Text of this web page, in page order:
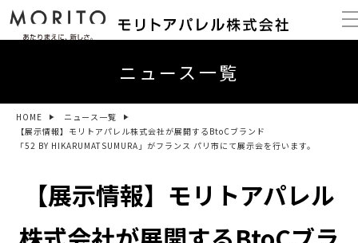
ニュース一覧
HOME
ニュース一覧
【展示情報】モリトアパレル株式会社が展開するBtoCブランド
「52 BY HIKARUMATSUMURA」がフランス パリ市にて展示会を行います。
【展示情報】モリトアパレル